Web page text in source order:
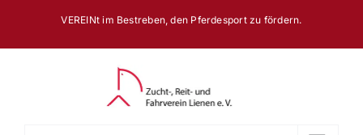
springen
VEREINt im Bestreben, den Pferdesport zu fördern.